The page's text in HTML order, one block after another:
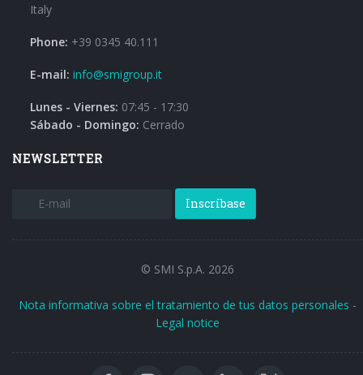
Italy
Phone: +39 0345 40.111
E-mail: info@smigroup.it
Lunes - Viernes: 07:45 - 17:30
Sábado - Domingo: Cerrado
NEWSLETTER
Inscríbase
© SMI S.p.A. 2026
Nota informativa sobre el tratamiento de tus datos personales -
Legal notice